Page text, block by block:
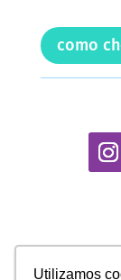
Utilizamos
Utilizamos
como